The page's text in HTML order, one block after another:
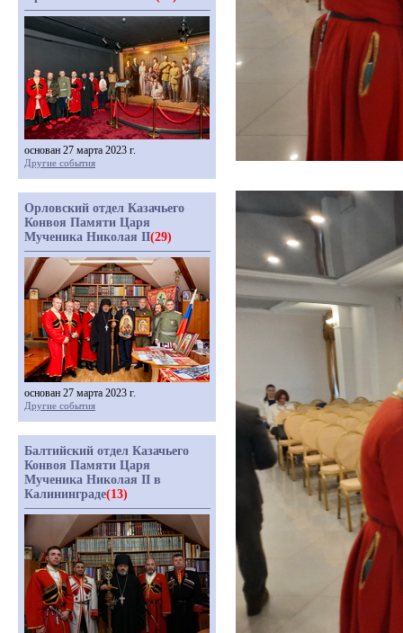
основан 27 марта 2023 г.
Другие события
Орловский отдел Казачьего
Конвоя Памяти Царя
Мученика Николая II(29)
основан 27 марта 2023 г.
Другие события
Балтийский отдел Казачьего
Конвоя Памяти Царя
Мученика Николая II в
Калининграде(13)